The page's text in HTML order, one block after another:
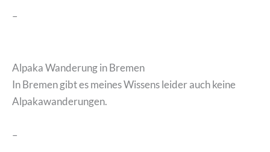
–
Alpaka Wanderung in Bremen
In Bremen gibt es meines Wissens leider auch keine
Alpakawanderungen.
–